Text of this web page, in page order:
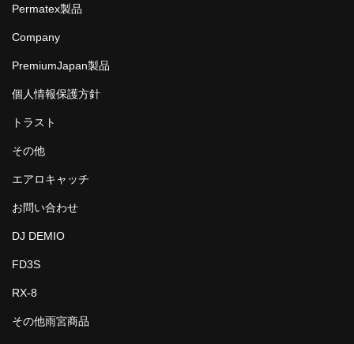
Permatex製品
Company
PremiumJapan製品
個人情報保護方針
トラスト
その他
エアロキャッチ
お問い合わせ
DJ DEMIO
FD3S
RX-8
その他雨宮商品